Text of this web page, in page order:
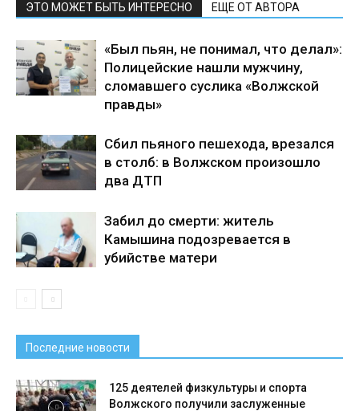
ЭТО МОЖЕТ БЫТЬ ИНТЕРЕСНО ЕЩЕ ОТ АВТОРА
«Был пьян, не понимал, что делал»:
Полицейские нашли мужчину,
сломавшего суслика «Волжской
правды»
Сбил пьяного пешехода, врезался
в столб: в Волжском произошло
два ДТП
Забил до смерти: житель
Камышина подозревается в
убийстве матери
Последние новости
125 деятелей физкультуры и спорта
Волжского получили заслуженные